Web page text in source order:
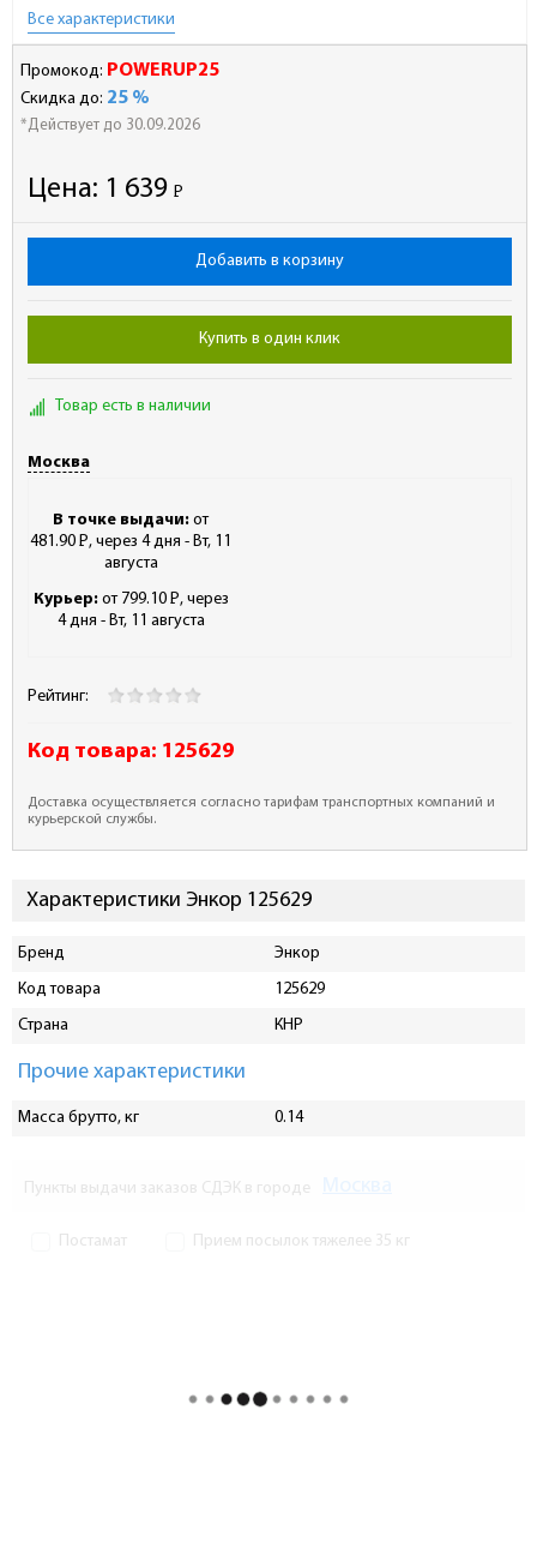
Все характеристики
Промокод: POWERUP25
Скидка до: 25 %
*Действует до 30.09.2026
Цена: 1 639 Р
-
Добавить в корзину
Купить в один клик
Товар есть в наличии
Москва
В точке выдачи: от
481.90 Р
- , через 4 дня - Вт, 11
августа
Курьер: от 799.10 Р
- , через
4 дня - Вт, 11 августа
Рейтинг:
Код товара: 125629
Доставка осуществляется согласно тарифам транспортных компаний и
курьерской службы.
Характеристики Энкор 125629
Бренд
Энкор
Код товара
125629
Страна
КНР
Прочие характеристики
Масса брутто, кг 0.14
Пункты выдачи заказов СДЭК в городе
Постамат Прием посылок тяжелее 35 кг